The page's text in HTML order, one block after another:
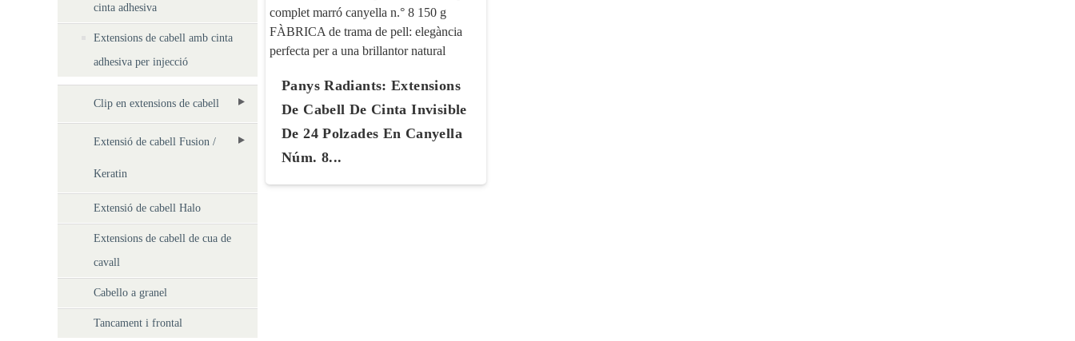
cinta adhesiva
Extensions de cabell amb cinta
adhesiva per injecció
Clip en extensions de cabell
Extensió de cabell Fusion /
Keratin
Extensió de cabell Halo
Extensions de cabell de cua de
cavall
Cabello a granel
Tancament i frontal
Panys Radiants: Extensions
De Cabell De Cinta Invisible
De 24 Polzades En Canyella
Núm. 8...